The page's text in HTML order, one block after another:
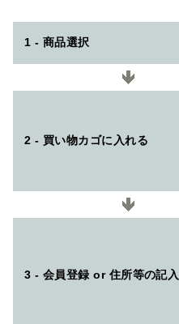
1 - 商品選択
2 - 買い物カゴに入れる
3 - 会員登録 or 住所等の記入